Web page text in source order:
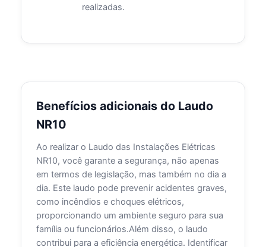
realizadas.
Benefícios adicionais do Laudo
NR10
Ao realizar o Laudo das Instalações Elétricas
NR10, você garante a segurança, não apenas
em termos de legislação, mas também no dia a
dia. Este laudo pode prevenir acidentes graves,
como incêndios e choques elétricos,
proporcionando um ambiente seguro para sua
família ou funcionários.Além disso, o laudo
contribui para a eficiência energética. Identificar